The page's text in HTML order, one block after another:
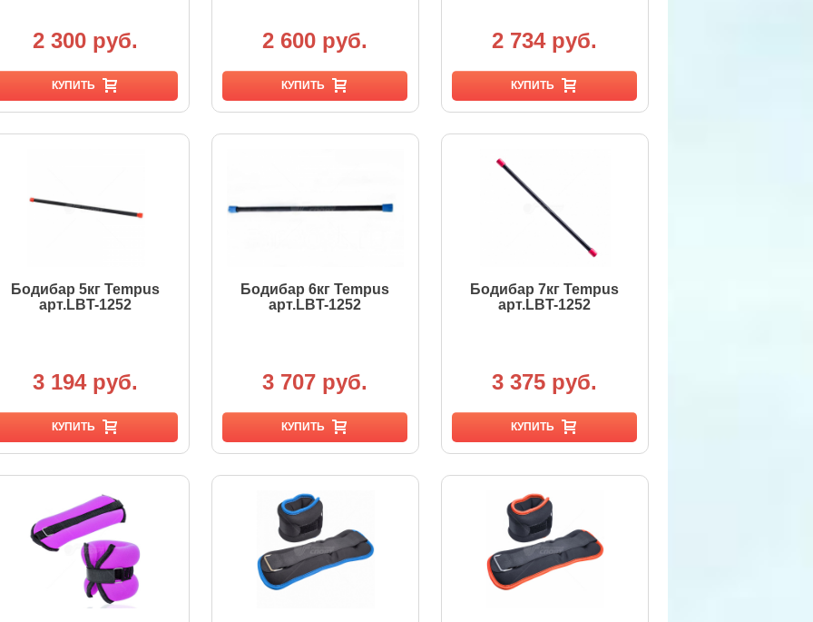
2 300 руб.
КУПИТЬ
2 600 руб.
КУПИТЬ
2 734 руб.
КУПИТЬ
Бодибар 5кг Tempus
арт.LBT-1252
3 194 руб.
КУПИТЬ
Бодибар 6кг Tempus
арт.LBT-1252
3 707 руб.
КУПИТЬ
Бодибар 7кг Tempus
арт.LBT-1252
3 375 руб.
КУПИТЬ